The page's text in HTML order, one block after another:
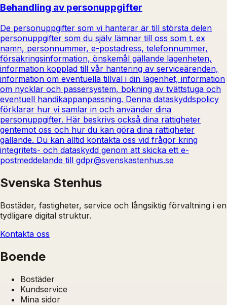
Behandling av personuppgifter
De personuppgifter som vi hanterar är till största delen
personuppgifter som du själv lämnar till oss som t. ex
namn, personnummer, e-postadress, telefonnummer,
försäkringsinformation, önskemål gällande lägenheten,
information kopplad till vår hantering av serviceärenden,
information om eventuella tillval i din lägenhet, information
om nycklar och passersystem, bokning av tvättstuga och
eventuell handikappanpassning. Denna dataskyddspolicy
förklarar hur vi samlar in och använder dina
personuppgifter. Här beskrivs också dina rättigheter
gentemot oss och hur du kan göra dina rättigheter
gällande. Du kan alltid kontakta oss vid frågor kring
integritets- och dataskydd genom att skicka ett e-
postmeddelande till gdpr@svenskastenhus.se
Svenska Stenhus
Bostäder, fastigheter, service och långsiktig förvaltning i en
tydligare digital struktur.
Kontakta oss
Boende
Bostäder
Kundservice
Mina sidor